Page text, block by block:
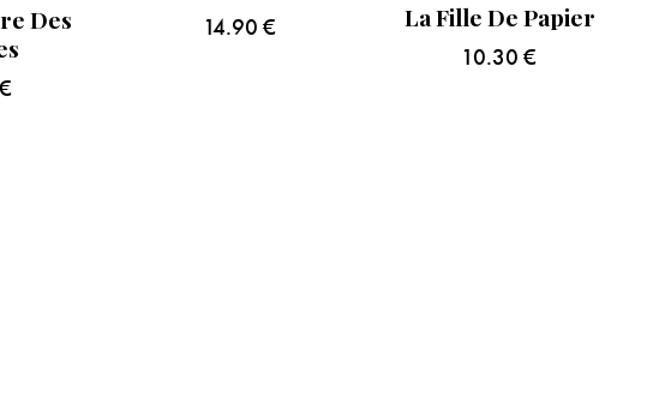
Des
€
14.90 € La Fille De Papier
10.30 €